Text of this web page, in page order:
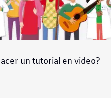
un tutorial en video?